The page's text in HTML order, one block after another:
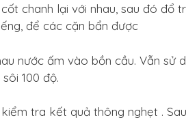
chanh lại với nhau, sau đó đổ
để các cặn bẩn được
nước ấm vào bồn cầu. Vẫn sử
100 độ.
tra kết quả thông nghẹt .